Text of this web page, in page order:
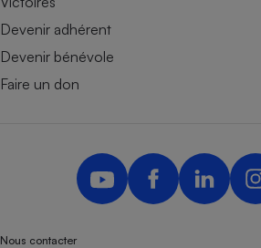
Devenir adhérent
Devenir bénévole
Faire un don
Nous contacter